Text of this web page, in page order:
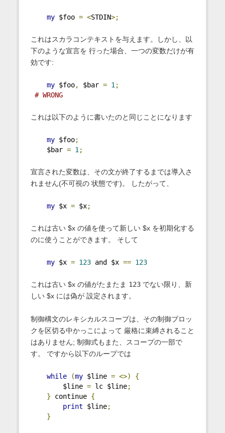
my $foo = <STDIN>;
これはスカラコンテキストを与えます。しかし、以
下のような宣言を 行った場合、一つの変数だけが有
効です:
my $foo, $bar = 1 ;
# WRONG
これは以下のように書いたのと同じことになります
my $foo;
$bar = 1 ;
宣言された変数は、その文が終了するまでは導入さ
れません(不可視の 状態です)。 したがって、
my $x = $x;
これは古い $x の値を使って新しい $x を初期化する
のに使うことができます。 そして
my $x = 123 and $x == 123
これは古い $x の値がたまたま 123でない限り、新
しい $x には偽が 設定されます。
制御構文のレキシカルスコープは、その制御ブロッ
クを区切る中かっこによって 厳格に束縛されること
はありません; 制御式もまた、スコープの一部で
す。 ですから以下のループでは
while (my $line = <>)
{
$line = lc $line;
} continue {
print $line;
}